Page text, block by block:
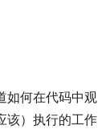
如何在代码中观
该）执行的工作